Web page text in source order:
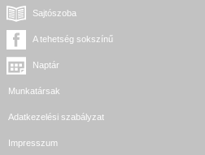
Sajtószoba
A tehetség sokszínű
Naptár
Munkatársak
Adatkezelési szabályzat
Impresszum